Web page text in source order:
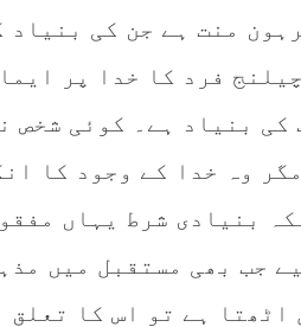
منت ہے جن کی بنیاد
فرد کا خدا پر
کی بنیاد ہے۔ کوئی شخص
وہ خدا کے وجود کا
بنیادی شرط یہاں
جب بھی مستقبل میں
اٹھتا ہے تو اس کا تعلق